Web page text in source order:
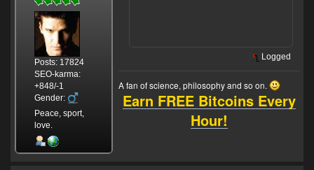
Posts: 17824
SEO-karma:
+848/-1
Gender:
Peace, sport,
love.
Logged
A fan of science, philosophy and so on.
Earn FREE Bitcoins Every
Hour!